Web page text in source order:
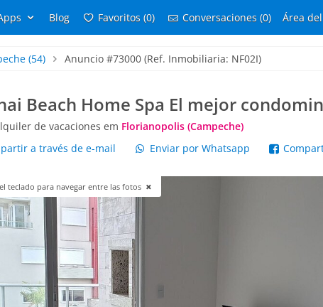
Blog Favoritos (0) Conversaciones (0) Área
(54) Anuncio #73000 (Ref. Inmobiliaria: NF02I)
Beach Home Spa El mejor
de vacaciones em Florianopolis (Campeche)
a través de e-mail Enviar por Whatsapp
teclado para navegar entre las fotos